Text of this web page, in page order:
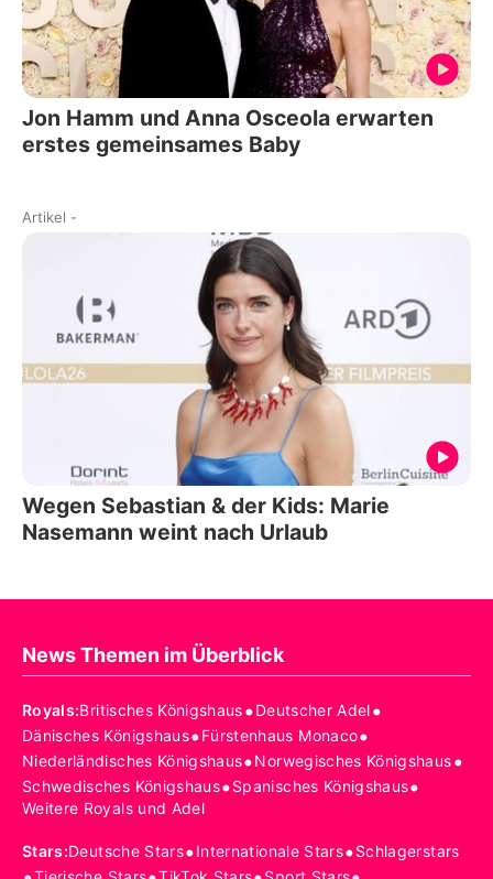
Jon Hamm und Anna Osceola erwarten
erstes gemeinsames Baby
Artikel -
Wegen Sebastian & der Kids: Marie
Nasemann weint nach Urlaub
News Themen im Überblick
Royals:Britisches Königshaus•Deutscher Adel•
Dänisches Königshaus•Fürstenhaus Monaco•
Niederländisches Königshaus•Norwegisches Königshaus•
Schwedisches Königshaus•Spanisches Königshaus•
Weitere Royals und Adel
Stars:Deutsche Stars•Internationale Stars•Schlagerstars